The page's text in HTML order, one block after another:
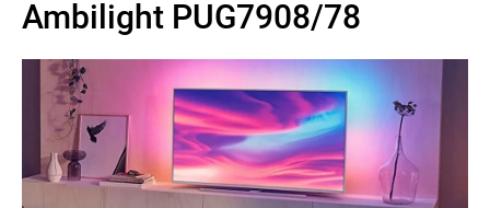
Ambilight PUG7908/78